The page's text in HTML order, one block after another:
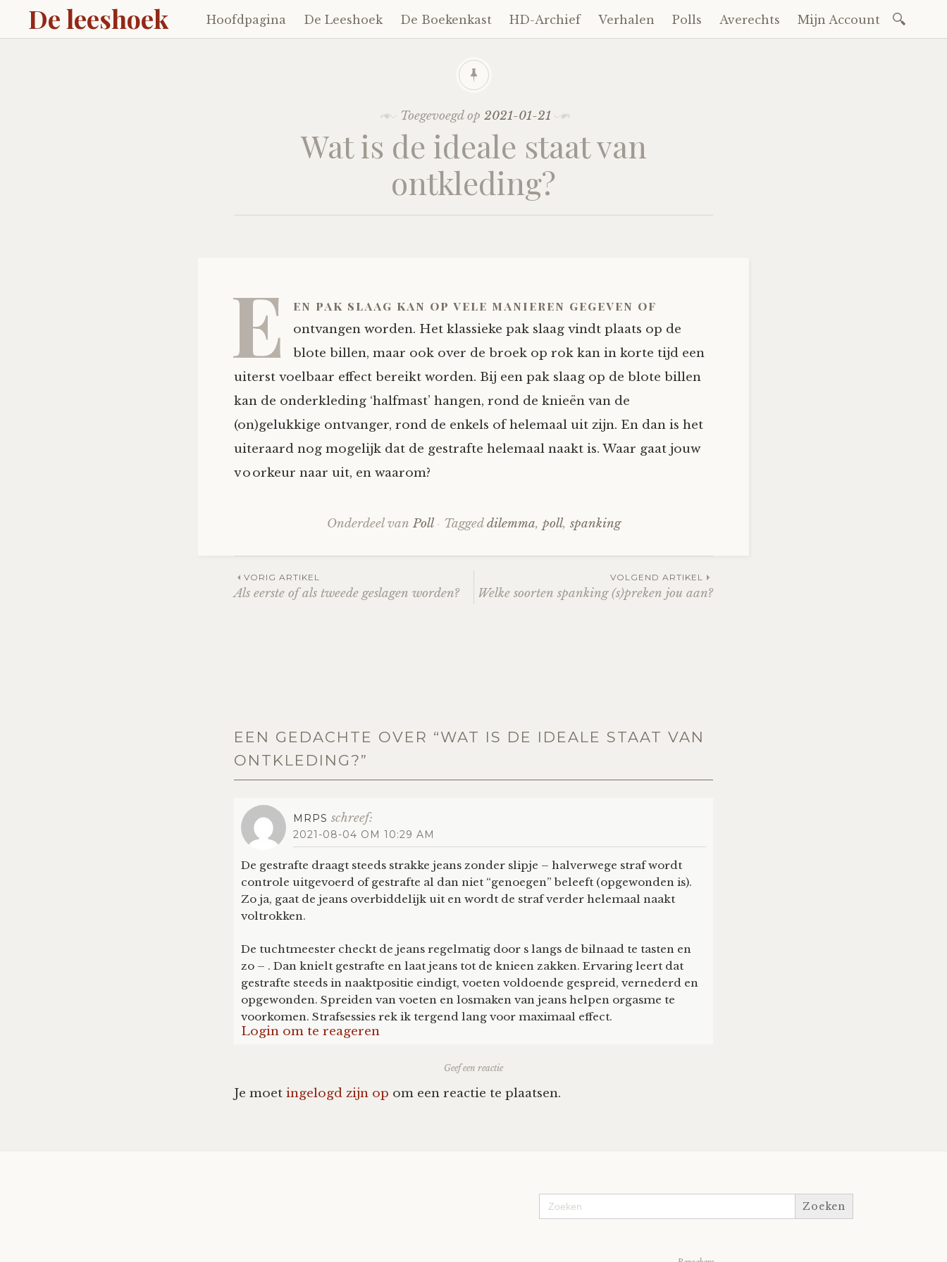
De leeshoek
Skip
to
Hoofdpagina De Leeshoek De Boekenkast HD-Archief Verhalen Polls Averechts Mijn Account
Toegevoegd op2021-01-21
Wat is de ideale staat van
ontkleding?
E en pak slaag kan op vele manieren gegeven of
ontvangen worden. Het klassieke pak slaag vindt plaats op de
blote billen, maar ook over de broek op rok kan in korte tijd een
uiterst voelbaar effect bereikt worden. Bij een pak slaag op de blote billen
kan de onderkleding ‘halfmast’ hangen, rond de knieën van de
(on)gelukkige ontvanger, rond de enkels of helemaal uit zijn. En dan is het
uiteraard nog mogelijk dat de gestrafte helemaal naakt is. Waar gaat jouw
voorkeur naar uit, en waarom?
Onderdeel van Poll Taggeddilemma, poll, spanking
Post
VORIG ARTIKEL
Als eerste of als tweede geslagen worden?
VOLGEND ARTIKEL
Welke soorten spanking (s)preken jou aan?
EEN GEDACHTE OVER “WAT IS DE IDEALE STAAT VAN
ONTKLEDING?”
MRPS schreef:
2021-08-04 OM 10:29 AM
De gestrafte draagt steeds strakke jeans zonder slipje – halverwege straf wordt
controle uitgevoerd of gestrafte al dan niet “genoegen” beleeft (opgewonden is).
Zo ja, gaat de jeans overbiddelijk uit en wordt de straf verder helemaal naakt
voltrokken.
De tuchtmeester checkt de jeans regelmatig door s langs de bilnaad te tasten en
zo – . Dan knielt gestrafte en laat jeans tot de knieen zakken. Ervaring leert dat
gestrafte steeds in naaktpositie eindigt, voeten voldoende gespreid, vernederd en
opgewonden. Spreiden van voeten en losmaken van jeans helpen orgasme te
voorkomen. Strafsessies rek ik tergend lang voor maximaal effect.
Login om te reageren
Geef een reactie
Je moet ingelogd zijn op om een reactie te plaatsen.
Zoek
naar: